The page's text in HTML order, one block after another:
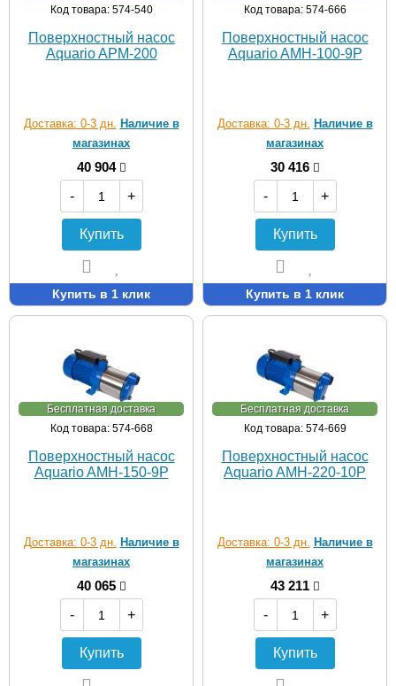
Код товара: 574-540
Поверхностный насос
Aquario APM-200
Доставка: 0-3 дн. Наличие в
магазинах
40 904
-
+
Купить
Купить в 1 клик
Код товара: 574-666
Поверхностный насос
Aquario AMH-100-9P
Доставка: 0-3 дн. Наличие в
магазинах
30 416
-
+
Купить
Купить в 1 клик
Бесплатная доставка
Код товара: 574-668
Поверхностный насос
Aquario AMH-150-9P
Доставка: 0-3 дн. Наличие в
магазинах
40 065
-
+
Купить
Бесплатная доставка
Код товара: 574-669
Поверхностный насос
Aquario AMH-220-10P
Доставка: 0-3 дн. Наличие в
магазинах
43 211
-
+
Купить